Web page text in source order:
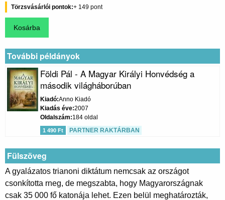
Törzsvásárlói pontok 149
További példányok
Földi Pál - A Magyar Királyi Honvédség a
második világháborúban
Kiadó Anno Kiadó
Kiadás éve 2007
Oldalszám 184 oldal
1 490 Ft PARTNER RAKTÁRBAN
Fülszöveg
A gyalázatos trianoni diktátum nemcsak az országot
csonkította rneg, de megszabta, hogy Magyarországnak
csak 35 000 fő katonája lehet. Ezen belül meghatározták,